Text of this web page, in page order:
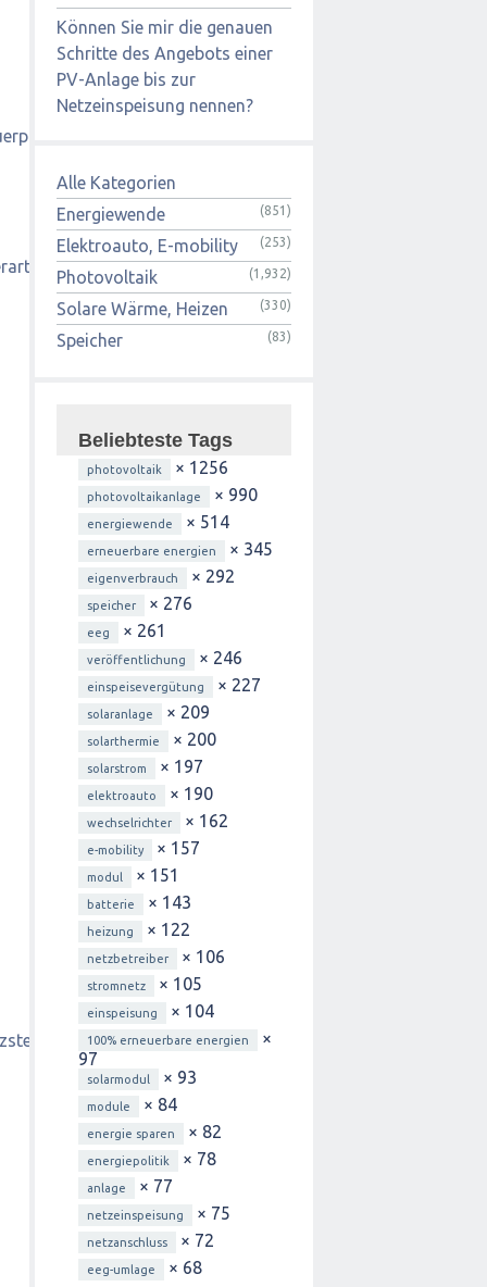
Umsatzsteuer/Umsatzsteuer-
Umsatzsteuer_Anwendungserlass/
Können Sie mir die genauen
Schritte des Angebots einer
PV-Anlage bis zur
Netzeinspeisung nennen?
Alle Kategorien
Energiewende
(851)
Elektroauto, E-mobility (253)
Photovoltaik (1,932)
Solare Wärme, Heizen (330)
Speicher (83)
Beliebteste Tags
photovoltaik × 1256
photovoltaikanlage × 990
energiewende × 514
erneuerbare energien × 345
eigenverbrauch × 292
speicher × 276
eeg × 261
veröffentlichung × 246
einspeisevergütung × 227
solaranlage × 209
solarthermie × 200
solarstrom × 197
elektroauto × 190
wechselrichter × 162
e-mobility × 157
modul × 151
batterie × 143
heizung × 122
netzbetreiber × 106
stromnetz × 105
einspeisung × 104
100% erneuerbare energien
×
97
solarmodul × 93
module × 84
energie sparen × 82
energiepolitik × 78
anlage × 77
netzeinspeisung × 75
netzanschluss × 72
eeg-umlage × 68